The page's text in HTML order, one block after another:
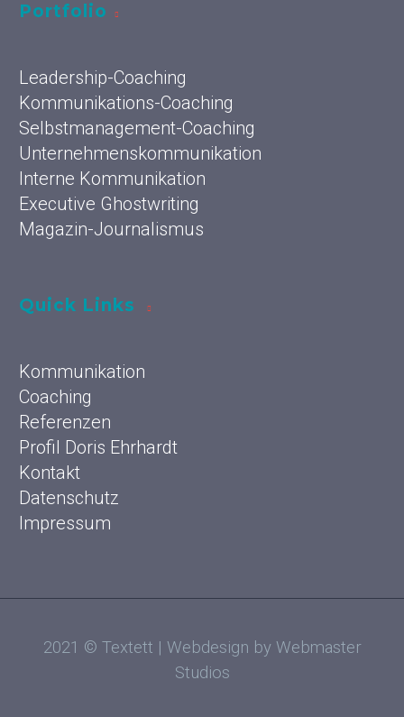
Portfolio
Leadership-Coaching
Kommunikations-Coaching
Selbstmanagement-Coaching
Unternehmenskommunikation
Interne Kommunikation
Executive Ghostwriting
Magazin-Journalismus
Quick Links
Kommunikation
Coaching
Referenzen
Profil Doris Ehrhardt
Kontakt
Datenschutz
Impressum
2021 © Textett | Webdesign by Webmaster
Studios